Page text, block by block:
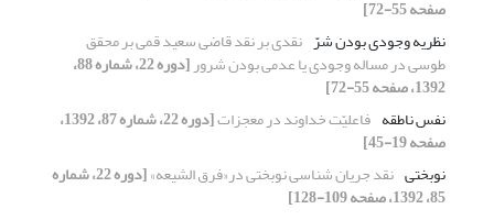
صفحه 55-72]
نظریه وجودی بودن شرّ نقدی بر نقد قاضی سعید قمی بر محقق
طوسی در مساله وجودی یا عدمی بودن شرور [دوره 22، شماره 88،
1392، صفحه 55-72]
نفس ناطقه فاعلیّت خداوند در معجزات [دوره 22، شماره 87، 1392،
صفحه 19-45]
نوبختی نقد جریان شناسی نوبختی در«فرق الشیعه» [دوره 22، شماره
85، 1392، صفحه 109-128]